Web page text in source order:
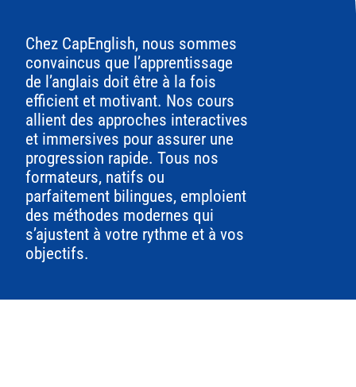
Chez CapEnglish, nous sommes
convaincus que l’apprentissage
de l’anglais doit être à la fois
efficient et motivant. Nos cours
allient des approches interactives
et immersives pour assurer une
progression rapide. Tous nos
formateurs, natifs ou
parfaitement bilingues, emploient
des méthodes modernes qui
s’ajustent à votre rythme et à vos
objectifs.